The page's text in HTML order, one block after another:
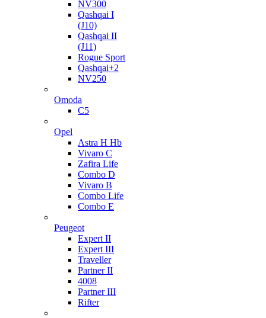
NV300
Qashqai I
(J10)
Qashqai II
(J11)
Rogue Sport
Qashqai+2
NV250
Omoda
C5
Opel
Astra H Hb
Vivaro C
Zafira Life
Combo D
Vivaro B
Combo Life
Combo E
Peugeot
Expert II
Expert III
Traveller
Partner II
4008
Partner III
Rifter